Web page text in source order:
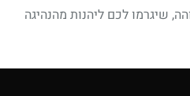
שיגרמו לכם ליהנות מהנהיגה